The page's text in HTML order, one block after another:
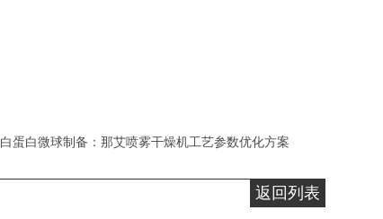
白蛋白微球制备：那艾喷雾干燥机工艺参数优化方案
返回列表